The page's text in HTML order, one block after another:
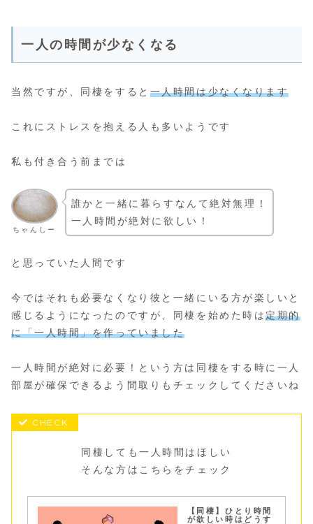
一人の時間が少なくなる
当然ですが、同棲をすると 一人時間は少なくなります
これにストレスを抱える人も多いようです
私も付き合う前までは
ちゃんしー
誰かと一緒に暮らすなんて絶対無理！
一人時間が絶対に欲しい！
と思っていた人間です
今ではそれも必要なくなり彼と一緒にいる方が楽しいと
感じるようになったのですが、同棲を始めた時は定期的
に「一人時間」を作っていました
一人時間が絶対に必要！という方は同棲をする時に一人
部屋が確保できるよう間取りもチェックしてくださいね
同棲しても一人時間はほしい
そんな方はこちらをチェック
【同棲】ひとり時間
が欲しい時はどうす